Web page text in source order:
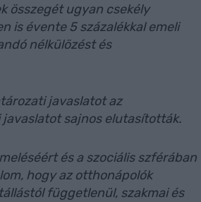
összegét ugyan csekély
is évente 5 százalékkal emeli
nélkülözést és
javaslatot az
sajnos elutasították.
és a szociális szférában
hogy az otthonápolók
függetlenül, szakmai és